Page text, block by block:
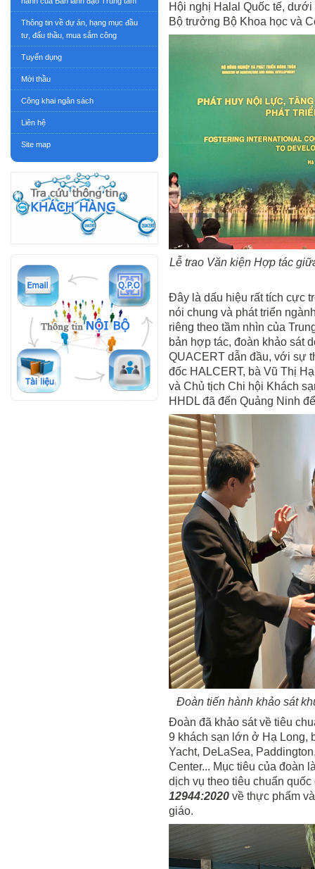
Thông tin về dự án, hạng mục đầu
tư, đấu thầu, mua sắm công
Tuyển dụng
Mời thầu
Công khai ngân sách
Liên hệ
Site map
Hội nghị Halal Quốc tế,
Bộ trưởng Bộ Khoa học và
Lễ trao Văn kiện Hợp tác
Đây là dấu hiệu rất tích cực
nói chung và phát triển
riêng theo tầm nhìn của
bản hợp tác, đoàn khảo sát
QUACERT dẫn đầu, với sự
đốc HALCERT, bà Vũ Thị
và Chủ tịch Chi hội Khách
HHDL đã đến Quảng Ninh
Đoàn tiến hành khảo sát
Đoàn đã khảo sát về tiêu
9 khách sạn lớn ở Hạ Long,
Yacht, DeLaSea,
Center... Mục tiêu của đoàn
dịch vụ theo tiêu chuẩn
12944:2020 về thực phẩm
giáo.